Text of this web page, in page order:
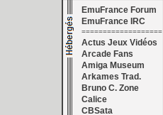
EmuFrance Forum
EmuFrance IRC
===================
Actus Jeux Vidéos
Arcade Fans
Amiga Museum
Arkames Trad.
Bruno C. Zone
Calice
CBSata